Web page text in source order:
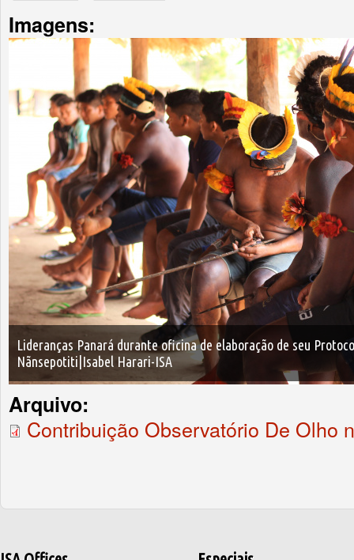
Imagens:
Lideranças Panará durante oficina de elaboração de seu
Nãnsepotiti|Isabel Harari-ISA
Arquivo:
Contribuição Observatório De Olho